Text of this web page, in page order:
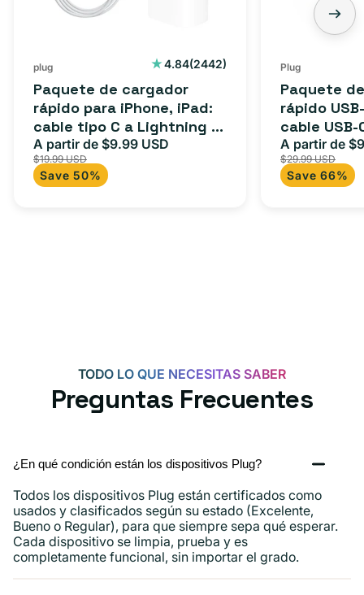
a
Lightning
(1
m)
+
adaptador
plug 4.84(2442)
2442
Paquete de cargador
rápido para iPhone, iPad:
cable tipo C a Lightning (1
m) + adaptador tipo C
Precio
de
oferta
A partir de $9.99 USD
$19.99 USD
Save 50%
USB-
C
a
USB-
C
Android,
iPhone
15,
Plug
Paquete
rápido
cable USB-
adaptador
para
iPad y más.
Precio
de
oferta
A partir de
$29.99 USD
Save 66%
TODO LO QUE NECESITAS SABER
Preguntas Frecuentes
¿En qué condición están los dispositivos Plug?
Todos los dispositivos Plug están certificados como
usados ​​y clasificados según su estado (Excelente,
Bueno o Regular), para que siempre sepa qué esperar.
Cada dispositivo se limpia, prueba y es
completamente funcional, sin importar el grado.